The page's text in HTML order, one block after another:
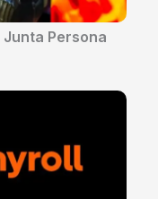
Junta Persona